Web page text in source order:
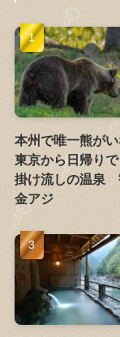
本州で唯一熊が
東京から日帰り
掛け流しの温泉
金アジ